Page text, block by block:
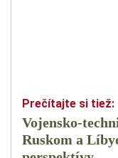
Vojensko-
Ruskom a